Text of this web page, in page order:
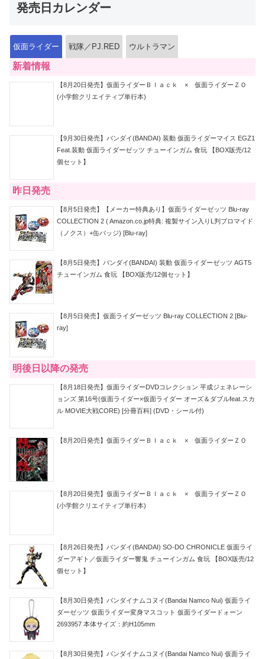
発売日カレンダー
仮面ライダー 戦隊／PJ.RED ウルトラマン
新着情報
【8月20日発売】仮面ライダーＢｌａｃｋ × 仮面ライダーＺＯ
(小学館クリエイティブ単行本)
【9月30日発売】バンダイ(BANDAI) 装動 仮面ライダーマイス EGZ1
Feat.装動 仮面ライダーゼッツ チューインガム 食玩 【BOX販売/12
個セット】
昨日発売
【8月5日発売】【メーカー特典あり】仮面ライダーゼッツ Blu-ray
COLLECTION 2 ( Amazon.co.jp特典: 複製サイン入りL判ブロマイド
（ノクス）+缶バッジ) [Blu-ray]
【8月5日発売】バンダイ(BANDAI) 装動 仮面ライダーゼッツ AGT5
チューインガム 食玩 【BOX販売/12個セット】
【8月5日発売】仮面ライダーゼッツ Blu-ray COLLECTION 2 [Blu-
ray]
明後日以降の発売
【8月18日発売】仮面ライダーDVDコレクション 平成ジェネレーシ
ョンズ 第16号(仮面ライダー×仮面ライダー オーズ＆ダブルfeat.スカ
ル MOVIE大戦CORE) [分冊百科] (DVD・シール付)
【8月20日発売】仮面ライダーＢｌａｃｋ × 仮面ライダーＺＯ
【8月20日発売】仮面ライダーＢｌａｃｋ × 仮面ライダーＺＯ
(小学館クリエイティブ単行本)
【8月26日発売】バンダイ(BANDAI) SO-DO CHRONICLE 仮面ライ
ダーアギト／仮面ライダー響鬼 チューインガム 食玩 【BOX販売/12
個セット】
【8月30日発売】バンダイナムコヌイ(Bandai Namco Nui) 仮面ライ
ダーゼッツ 仮面ライダー変身マスコット 仮面ライダードォーン
2693957 本体サイズ：約H105mm
【8月30日発売】バンダイナムコヌイ(Bandai Namco Nui) 仮面ライ